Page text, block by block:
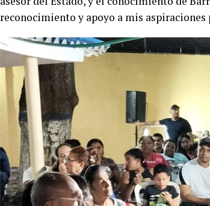
reconocimiento y apoyo a mis